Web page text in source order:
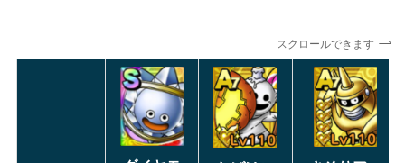
スクロールできます